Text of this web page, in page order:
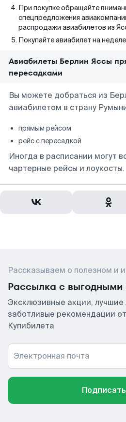
При покупке обращайте
спецпредложения
распродажи авиабилетов из
Покупайте авиабилет на
Авиабилеты Берлин Яссы
пересадками
Вы можете добраться из
авиабилетом в страну
прямым рейсом
рейс с пересадкой
Иногда в расписании могут
чартерные рейсы и лоукосты.
Рассказываем о полезном и
Рассылка с
Эксклюзивные акции, лучшие
заботливые рекомендации
Купибилета
Электронная почта